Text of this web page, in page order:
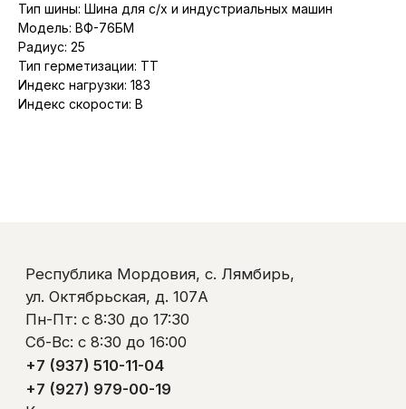
Тип шины: Шина для с/х и индустриальных машин
Модель: ВФ-76БМ
Радиус: 25
Тип герметизации: TT
Индекс нагрузки: 183
Индекс скорости: B
Контакты
Полезно знать
Оплата и доставка
Обмен и возврат
Сб-Вс: с 8:30 до 16:00
+7 (937) 510-11-04
+7 (927) 979-00-19